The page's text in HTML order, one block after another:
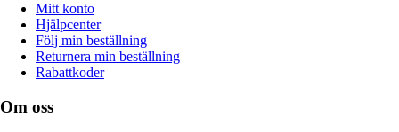
Mitt konto
Hjälpcenter
Följ min beställning
Returnera min beställning
Rabattkoder
Om oss